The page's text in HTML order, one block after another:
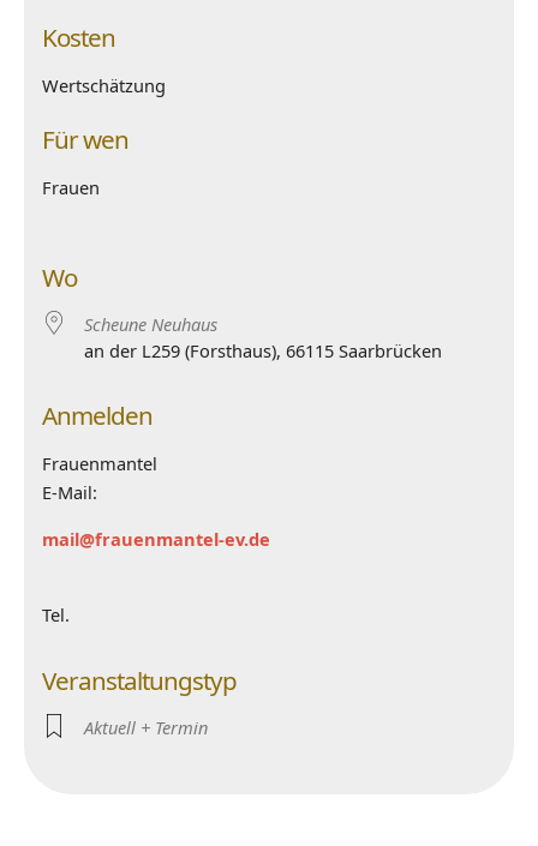
Kosten
Wertschätzung
Für wen
Frauen
Wo
Scheune Neuhaus
an der L259 (Forsthaus), 66115 Saarbrücken
Anmelden
Frauenmantel
E-Mail:
mail@frauenmantel-ev.de
Tel.
Veranstaltungstyp
Aktuell + Termin